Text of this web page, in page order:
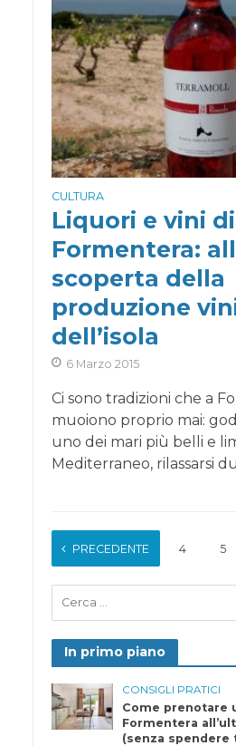
CULTURA
Liquori e vini di
Formentera:
scoperta della
produzione
dell’isola
6 Marzo 2015
Ci sono tradizioni che a
muoiono proprio mai:
uno dei mari più belli e
Mediterraneo, rilassarsi
PRECEDENTE
1 … 4 5
In primo piano
CONSIGLI PRATICI
Come prenotare
Formentera
(senza spendere